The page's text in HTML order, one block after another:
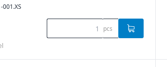
001.XS
pcs